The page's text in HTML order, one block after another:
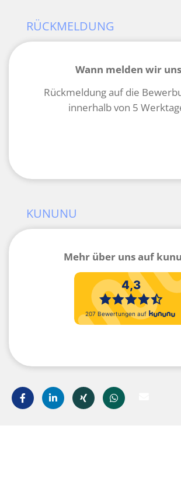
RÜCKMELDUNG
Wann melden wir
Rückmeldung auf die
innerhalb von 5
KUNUNU
Mehr über uns auf